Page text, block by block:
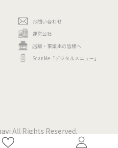
お問い合わせ
運営会社
店舗・事業主の皆様へ
ScanMe「デジタルメニュー」
All Rights Reserved.